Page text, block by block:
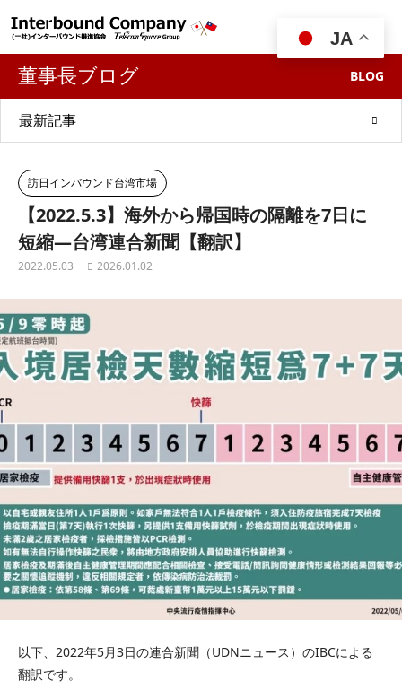
董事長ブログ BLOG
最新記事
訪日インバウンド台湾市場
【2022.5.3】海外から帰国時の隔離を7日に
短縮—台湾連合新聞【翻訳】
2022.05.03 2026.01.02
以下、2022年5月3日の連合新聞（UDNニュース）のIBCによる
翻訳です。
JA